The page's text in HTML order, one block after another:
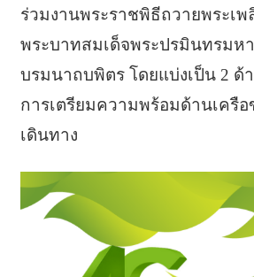
ร่วมงานพระราชพิธีถวายพระเ
พระบาทสมเด็จพระปรมินทรมห
บรมนาถบพิตร โดยแบ่งเป็น 2 ด้
การเตรียมความพร้อมด้านเครื
เดินทาง